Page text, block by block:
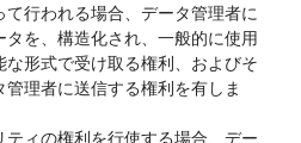
行われる場合、データ管理者に
を、構造化され、一般的に使用
形式で受け取る権利、およびそ
理者に送信する権利を有しま
ティの権利を行使する場合、デー